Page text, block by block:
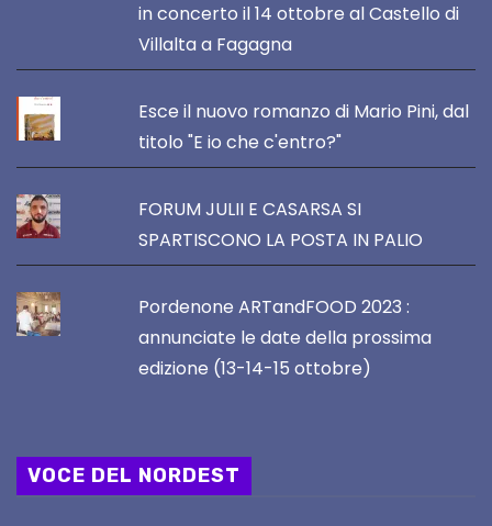
in concerto il 14 ottobre al Castello di
Villalta a Fagagna
Esce il nuovo romanzo di Mario Pini, dal
titolo "E io che c'entro?"
FORUM JULII E CASARSA SI
SPARTISCONO LA POSTA IN PALIO
Pordenone ARTandFOOD 2023 :
annunciate le date della prossima
edizione (13-14-15 ottobre)
VOCE DEL NORDEST